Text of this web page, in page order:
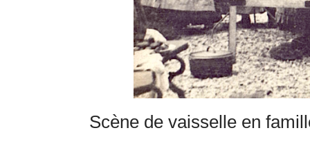
Scène de vaisselle en